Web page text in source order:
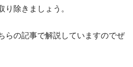
除きましょう。
らの記事で解説していますのでぜ